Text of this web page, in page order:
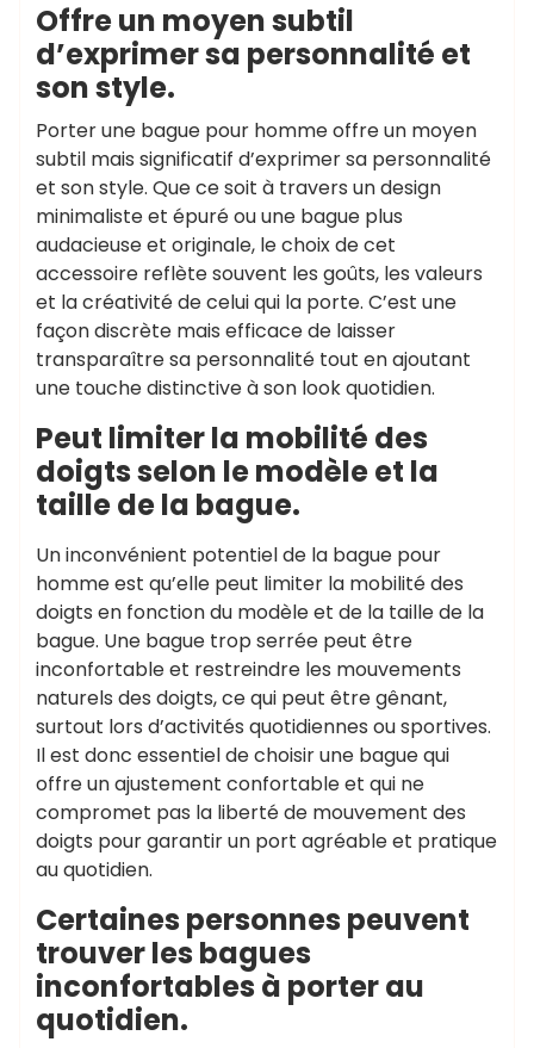
Offre un moyen subtil
d’exprimer sa personnalité et
son style.
Porter une bague pour homme offre un moyen
subtil mais significatif d’exprimer sa personnalité
et son style. Que ce soit à travers un design
minimaliste et épuré ou une bague plus
audacieuse et originale, le choix de cet
accessoire reflète souvent les goûts, les valeurs
et la créativité de celui qui la porte. C’est une
façon discrète mais efficace de laisser
transparaître sa personnalité tout en ajoutant
une touche distinctive à son look quotidien.
Peut limiter la mobilité des
doigts selon le modèle et la
taille de la bague.
Un inconvénient potentiel de la bague pour
homme est qu’elle peut limiter la mobilité des
doigts en fonction du modèle et de la taille de la
bague. Une bague trop serrée peut être
inconfortable et restreindre les mouvements
naturels des doigts, ce qui peut être gênant,
surtout lors d’activités quotidiennes ou sportives.
Il est donc essentiel de choisir une bague qui
offre un ajustement confortable et qui ne
compromet pas la liberté de mouvement des
doigts pour garantir un port agréable et pratique
au quotidien.
Certaines personnes peuvent
trouver les bagues
inconfortables à porter au
quotidien.